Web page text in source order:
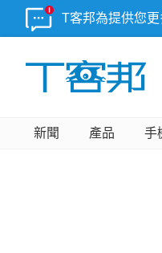
T客邦為提供您
新聞 產品 手